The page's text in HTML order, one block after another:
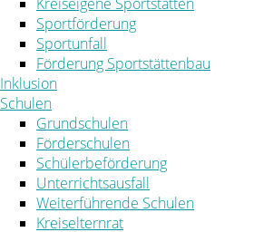
Sportförderung
Sportunfall
Förderung Sportstättenbau
Inklusion
Schulen
Grundschulen
Förderschulen
Schülerbeförderung
Unterrichtsausfall
Weiterführende Schulen
Kreiselternrat